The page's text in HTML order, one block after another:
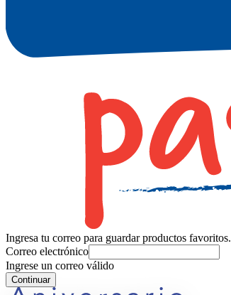
Ingresa tu correo para guardar productos favoritos.
Correo electrónico
Ingrese un correo válido
Continuar